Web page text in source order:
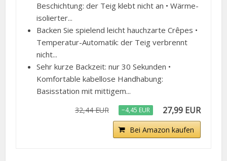
Beschichtung: der Teig klebt nicht an • Wärme-
isolierter...
Backen Sie spielend leicht hauchzarte Crêpes •
Temperatur-Automatik: der Teig verbrennt
nicht...
Sehr kurze Backzeit: nur 30 Sekunden •
Komfortable kabellose Handhabung:
Basisstation mit mittigem...
32,44 EUR −4,45 EUR 27,99 EUR
Bei Amazon kaufen